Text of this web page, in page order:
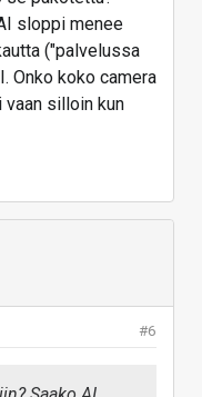
sloppi menee
("palvelussa
Onko koko camera
vaan silloin kun
#6